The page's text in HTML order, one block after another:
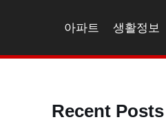
아파트 생활정보
Recent Posts